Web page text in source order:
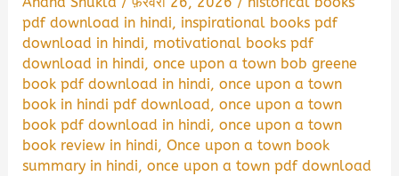
pdf download in hindi, inspirational books pdf
download in hindi, motivational books pdf
download in hindi,once upon a town bob greene
book pdf download in hindi,once upon a town
book in hindi pdf download,once upon a town
book pdf download in hindi,once upon a town
book review in hindi,Once upon a town book
summary in hindi,once upon a town pdf download